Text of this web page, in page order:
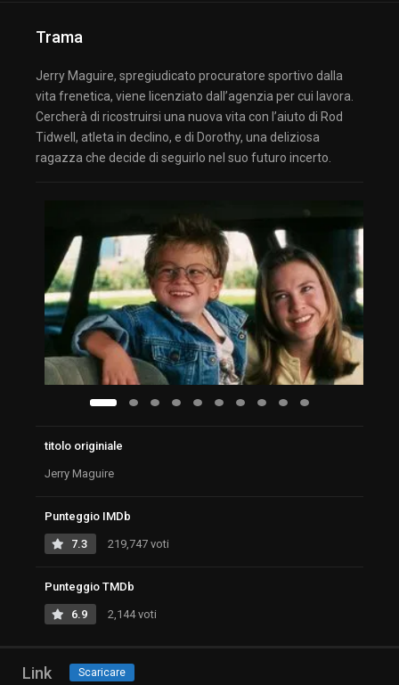
Trama
Jerry Maguire, spregiudicato procuratore sportivo dalla
vita frenetica, viene licenziato dall’agenzia per cui lavora.
Cercherà di ricostruirsi una nuova vita con l’aiuto di Rod
Tidwell, atleta in declino, e di Dorothy, una deliziosa
ragazza che decide di seguirlo nel suo futuro incerto.
titolo originiale
Jerry Maguire
Punteggio IMDb
7.3 219,747 voti
Punteggio TMDb
6.9 2,144 voti
Link Scaricare